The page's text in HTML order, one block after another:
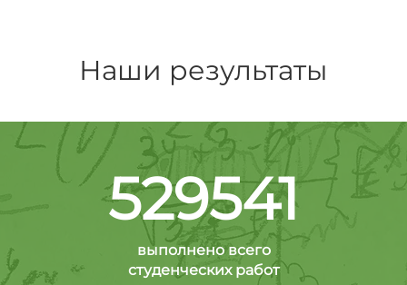
Наши результаты
529541
выполнено всего
студенческих работ